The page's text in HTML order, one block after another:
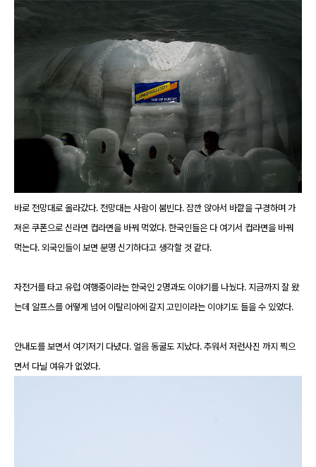
바로 전망대로 올라갔다. 전망대는 사람이 붐빈다. 잠깐 앉아서 바깥을 구경하며 가
져온 쿠폰으로 신라면 컵라면을 바꿔 먹었다. 한국인들은 다 여기서 컵라면을 바꿔
먹는다. 외국인들이 보면 분명 신기하다고 생각할 것 같다.
자전거를 타고 유럽 여행중이라는 한국인 2명과도 이야기를 나눴다. 지금까지 잘 왔
는데 알프스를 어떻게 넘어 이탈리아에 갈지 고민이라는 이야기도 들을 수 있었다.
안내도를 보면서 여기저기 다녔다. 얼음 동굴도 지났다. 추워서 저런사진 까지 찍으
면서 다닐 여유가 없었다.